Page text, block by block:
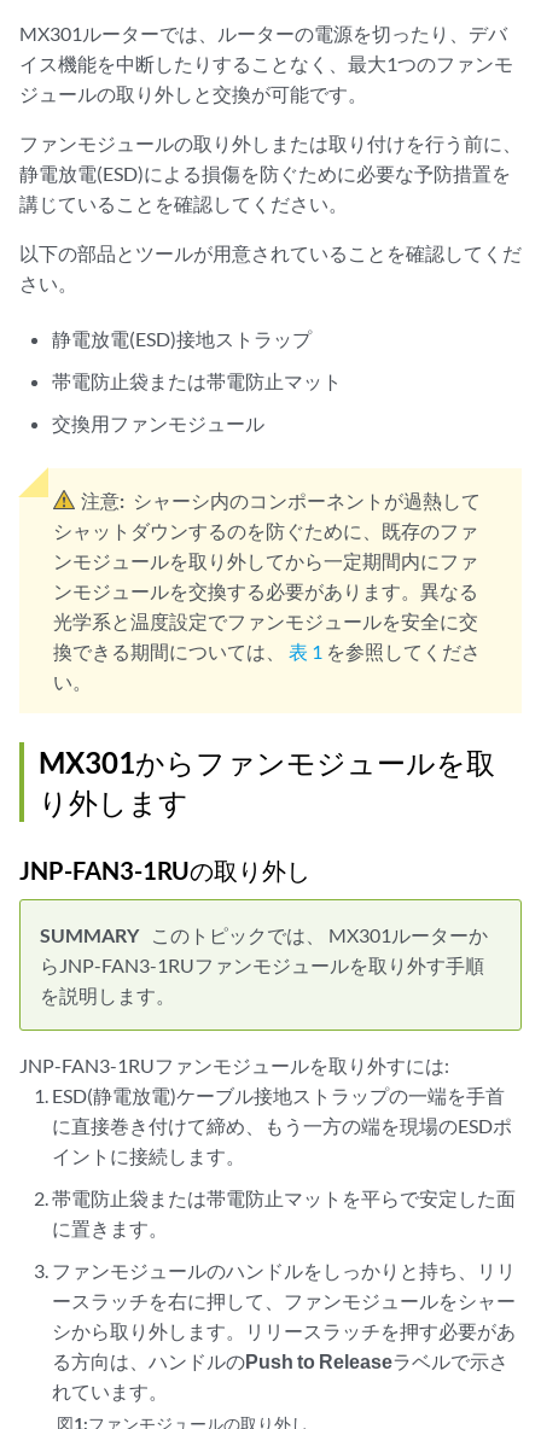
MX301ルーターでは、ルーターの電源を切ったり、デバ
イス機能を中断したりすることなく、最大1つのファンモ
ジュールの取り外しと交換が可能です。
ファンモジュールの取り外しまたは取り付けを行う前に、
静電放電(ESD)による損傷を防ぐために必要な予防措置を
講じていることを確認してください。
以下の部品とツールが用意されていることを確認してくだ
さい。
静電放電(ESD)接地ストラップ
帯電防止袋または帯電防止マット
交換用ファンモジュール
注意: シャーシ内のコンポーネントが過熱して
シャットダウンするのを防ぐために、既存のファ
ンモジュールを取り外してから一定期間内にファ
ンモジュールを交換する必要があります。異なる
光学系と温度設定でファンモジュールを安全に交
換できる期間については、 表 1 を参照してくださ
い。
MX301からファンモジュールを取
り外します
JNP-FAN3-1RUの取り外し
このトピックでは、 MX301ルーターか
らJNP-FAN3-1RUファンモジュールを取り外す手順
を説明します。
JNP-FAN3-1RUファンモジュールを取り外すには:
ESD(静電放電)ケーブル接地ストラップの一端を手首
に直接巻き付けて締め、もう一方の端を現場のESDポ
イントに接続します。
帯電防止袋または帯電防止マットを平らで安定した面
に置きます。
ファンモジュールのハンドルをしっかりと持ち、リリ
ースラッチを右に押して、ファンモジュールをシャー
シから取り外します。リリースラッチを押す必要があ
る方向は、ハンドルのPush to Releaseラベルで示さ
れています。
図1:ファンモジュールの取り外し